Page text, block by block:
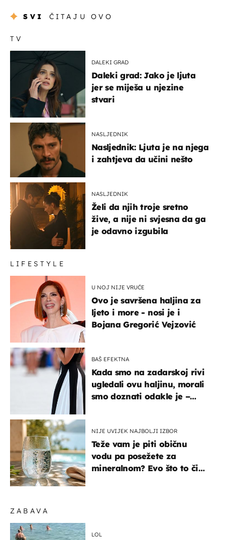
SVI ČITAJU OVO
ZABAVA
LOL
TV
DALEKI GRAD
Daleki grad: Jako je ljuta
jer se miješa u njezine
stvari
NASLJEDNIK
Nasljednik: Ljuta je na njega
i zahtjeva da učini nešto
NASLJEDNIK
Želi da njih troje sretno
žive, a nije ni svjesna da ga
je odavno izgubila
LIFESTYLE
U NOJ NIJE VRUĆE
Ovo je savršena haljina za
ljeto i more - nosi je i
Bojana Gregorić Vejzović
BAŠ EFEKTNA
Kada smo na zadarskoj rivi
ugledali ovu haljinu, morali
smo doznati odakle je –
NIJE UVIJEK NAJBOLJI IZBOR
Teže vam je piti običnu
vodu pa posežete za
mineralnom? Evo što to čini